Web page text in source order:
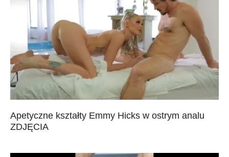
Apetyczne kształty Emmy Hicks w ostrym analu
ZDJĘCIA